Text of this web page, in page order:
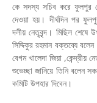
কে সদস্য সচিব করে ফুলপুর
দেওয়া হয়। দীর্ঘদিন পর
দলীয় নেতৃবৃন্দ। মিছিল
সিদ্দিকুর রহমান বক্তব্যে
বেগম খালেদা জিয়া
শুভেচ্ছা জানিয়ে তিনি বলেন
কমিটি উপহার দিবেন।